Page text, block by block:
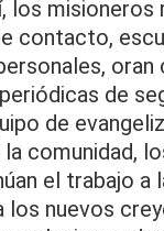
los misioneros
contacto,
oran
de
de
comunidad,
el trabajo a
los nuevos